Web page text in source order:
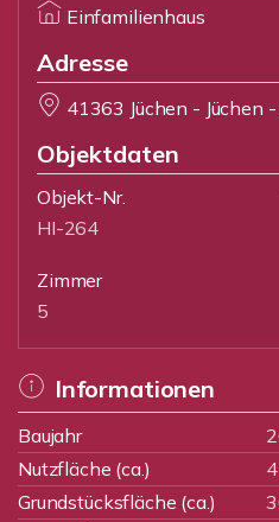
Einfamilienhaus
Adresse
41363 Jüchen - Jüchen
Objektdaten
Objekt-Nr.
HI-264
Zimmer
5
Informationen
Baujahr
Nutzfläche (ca.)
Grundstücksfläche (ca.)